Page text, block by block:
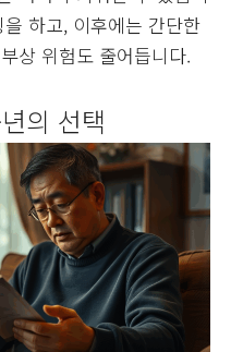
하고, 이후에는 간단한
상 위험도 줄어듭니다.
의 선택